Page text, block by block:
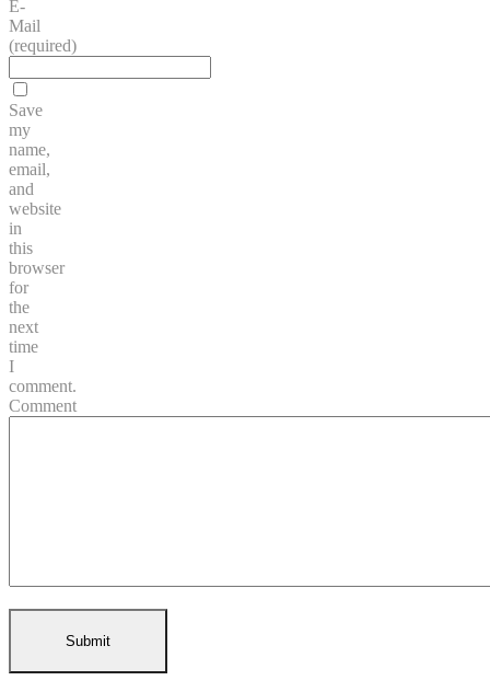
E-
Mail
(required)
Save
my
name,
email,
and
website
in
this
browser
for
the
next
time
I
comment.
Comment